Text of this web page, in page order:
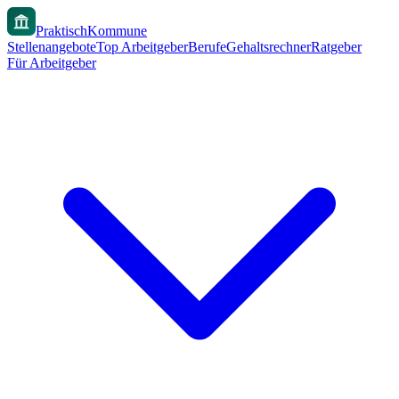
PraktischKommune
StellenangeboteTop ArbeitgeberBerufeGehaltsrechnerRatgeber
Für Arbeitgeber